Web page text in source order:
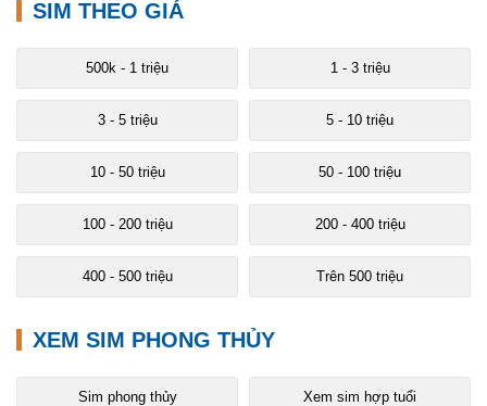
SIM THEO GIÁ
500k - 1 triệu 1 - 3 triệu
3 - 5 triệu 5 - 10 triệu
10 - 50 triệu 50 - 100 triệu
100 - 200 triệu 200 - 400 triệu
400 - 500 triệu Trên 500 triệu
XEM SIM PHONG THỦY
Sim phong thủy Xem sim hợp tuổi